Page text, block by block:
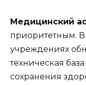
Медицинский
приоритетным. В
учреждениях
техническая
сохранения